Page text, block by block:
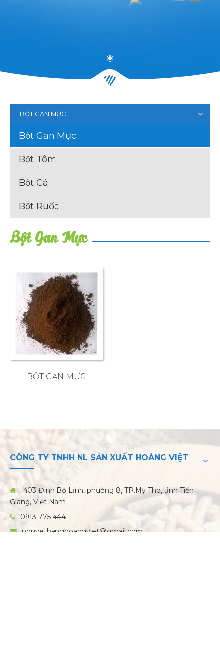
BỘT GAN MỰC
Bột Gan Mực
Bột Tôm
Bột Cá
Bột Ruốc
Bột Gan Mực
BỘT GAN MỰC
CÔNG TY TNHH NL SẢN XUẤT HOÀNG VIỆT
403 Đinh Bộ Lĩnh, phường 8, TP.Mỹ Tho, tỉnh Tiền
Giang, Việt Nam
0913 775 444
nguyethanghoangviet@gmail.com